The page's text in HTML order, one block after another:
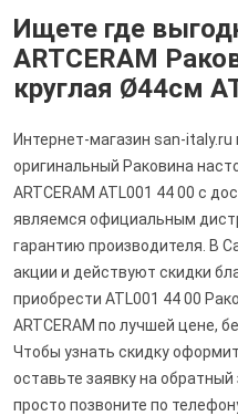
Ищете где
ARTCERAM
круглая Ø44см
Интернет-магазин san-italy.ru
оригинальный Раковина
ARTCERAM ATL001 44 00 с
являемся официальным
гарантию производителя. В
акции и действуют скидки
приобрести ATL001 44 00
ARTCERAM по лучшей цене,
Чтобы узнать скидку
оставьте заявку на
просто позвоните по